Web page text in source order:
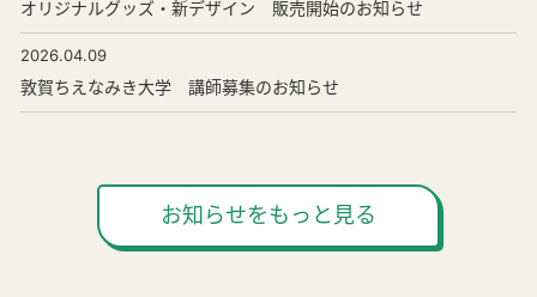
オリジナルグッズ・新デザイン 販売開始のお知らせ
2026.04.09
敦賀ちえなみき大学 講師募集のお知らせ
お知らせをもっと見る